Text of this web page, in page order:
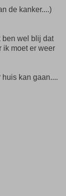
de kanker....)
ben wel blij dat
ik moet er weer
kan gaan....